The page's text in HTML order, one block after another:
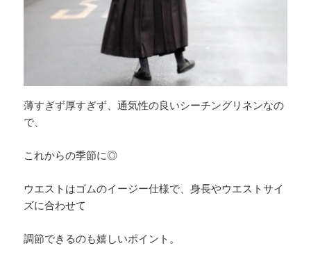
薄すぎず厚すぎず、通気性の良いシーチングリネンなの
で、
これからの季節に◎
ウエストはゴムのイージー仕様で、身長やウエストサイ
ズに合わせて
調節できるのも嬉しいポイント。